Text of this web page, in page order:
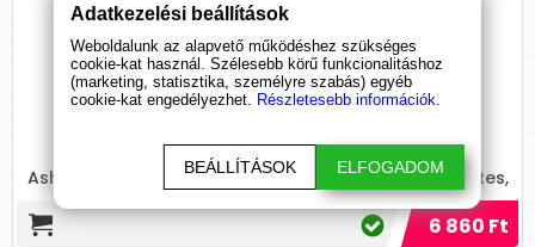
Ashwagandha
(60 kapszula)
Próbáld ki az indiai ginzeng varázsát a GAL
Ashwagandhával, és tapasztald meg a stresszmentes,
energikus életérzést!
6 860 Ft
Adatkezelési beállítások
Weboldalunk az alapvető működéshez szükséges
cookie-kat használ. Szélesebb körű funkcionalitáshoz
(marketing, statisztika, személyre szabás) egyéb
cookie-kat engedélyezhet. Részletesebb információk.
BEÁLLÍTÁSOK ELFOGADOM